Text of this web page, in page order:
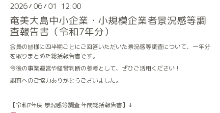
2026/06/01 12:00
奄美大島中小企業・小規模企業者景況感等調
査報告書（令和7年分）
会員の皆様に四半期ごとにご回答いただいた景況感等調査について、一年分
を取りまとめた総括報告書です。
今後の事業運営や経営判断の参考として、ぜひご活用ください！
調査へのご協力ありがとうございました。
【令和7年度 景況感等調査 年間総括報告書】↓